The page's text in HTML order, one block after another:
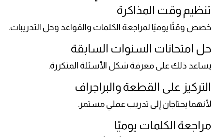
تنظيم وقت المذاكرة
خصص وقتًا يوميًا لمراجعة الكلمات والقواعد وحل التدريبات.
حل امتحانات السنوات السابقة
يساعد ذلك على معرفة شكل الأسئلة المتكررة.
التركيز على القطعة والبراجراف
لأنهما يحتاجان إلى تدريب عملي مستمر.
مراجعة الكلمات يوميًا